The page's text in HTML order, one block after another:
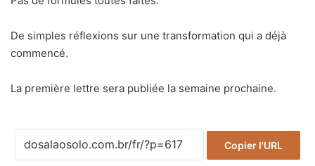
De simples réflexions sur une transformation qui a déjà
commencé.
La première lettre sera publiée la semaine prochaine.
Copier l'URL